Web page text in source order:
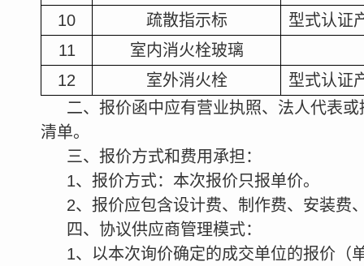
10
疏散指示标
型式认证
11
室内消火栓玻璃
12
室外消火栓
型式认证
二、报价函中应有营业执照、法人代表
清单。
三、报价方式和费用承担：
1、报价方式：本次报价只报单价。
2、报价应包含设计费、制作费、安装费
四、协议供应商管理模式：
1、以本次询价确定的成交单位的报价（